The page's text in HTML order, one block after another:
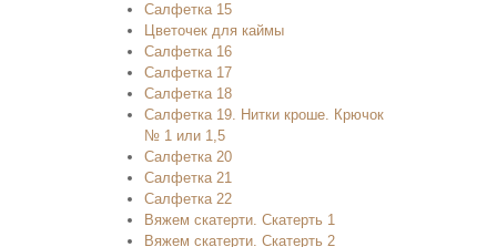
Салфетка 15
Цветочек для каймы
Салфетка 16
Салфетка 17
Салфетка 18
Салфетка 19. Нитки кроше. Крючок
№ 1 или 1,5
Салфетка 20
Салфетка 21
Салфетка 22
Вяжем скатерти. Скатерть 1
Вяжем скатерти. Скатерть 2